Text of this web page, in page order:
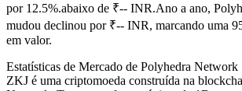
por 12.5%.abaixo de ₹-- INR.Ano a ano,
mudou declinou por ₹-- INR, marcando uma
em valor.
Estatísticas de Mercado de Polyhedra Network
ZKJ é uma criptomoeda construída na